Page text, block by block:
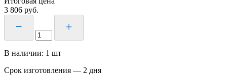
3 806 руб.
В наличии: 1 шт
Срок изготовления — 2 дня